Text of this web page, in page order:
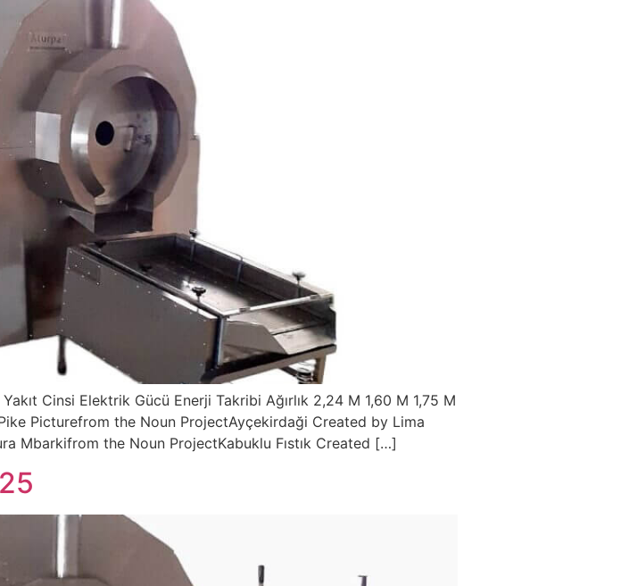
Cinsi Elektrik Gücü Enerji Takribi Ağırlık 2,24 M 1,60 M 1,75 M
Picturefrom the Noun ProjectAyçekirdaği Created by Lima
Mbarkifrom the Noun ProjectKabuklu Fıstık Created […]